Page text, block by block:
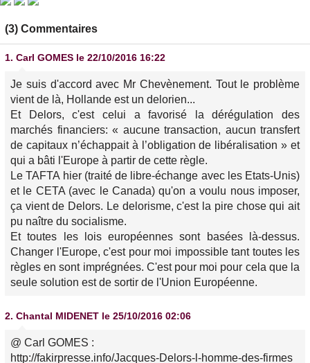
(3) Commentaires
1. Carl GOMES le 22/10/2016 16:22
Je suis d'accord avec Mr Chevènement. Tout le problème
vient de là, Hollande est un delorien...
Et Delors, c'est celui a favorisé la dérégulation des
marchés financiers: « aucune transaction, aucun transfert
de capitaux n’échappait à l’obligation de libéralisation » et
qui a bâti l'Europe à partir de cette règle.
Le TAFTA hier (traité de libre-échange avec les Etats-Unis)
et le CETA (avec le Canada) qu'on a voulu nous imposer,
ça vient de Delors. Le delorisme, c'est la pire chose qui ait
pu naître du socialisme.
Et toutes les lois européennes sont basées là-dessus.
Changer l'Europe, c'est pour moi impossible tant toutes les
règles en sont imprégnées. C'est pour moi pour cela que la
seule solution est de sortir de l'Union Européenne.
2. Chantal MIDENET le 25/10/2016 02:06
@ Carl GOMES :
http://fakirpresse.info/Jacques-Delors-l-homme-des-firmes